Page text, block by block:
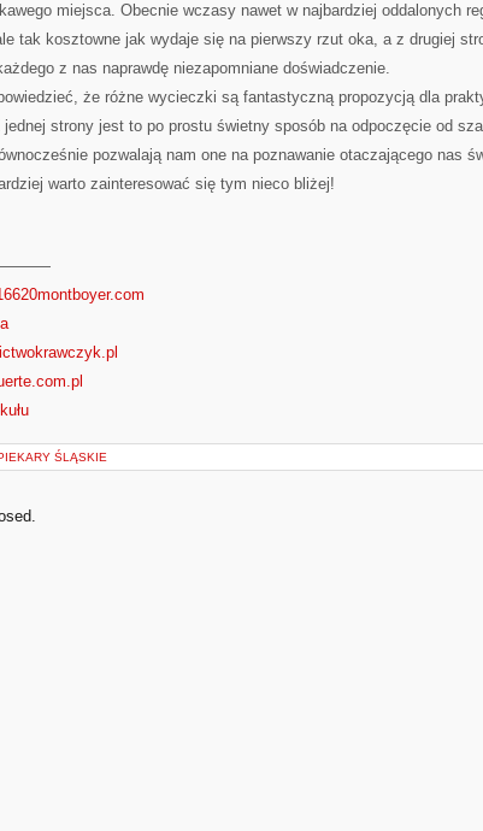
miejsca. Obecnie wczasy nawet w najbardziej oddalonych
tak kosztowne jak wydaje się na pierwszy rzut oka, a z drugiej
z nas naprawdę niezapomniane doświadczenie.
że różne wycieczki są fantastyczną propozycją dla
strony jest to po prostu świetny sposób na odpoczęcie od
pozwalają nam one na poznawanie otaczającego nas
warto zainteresować się tym nieco bliżej!
ŚLĄSKIE